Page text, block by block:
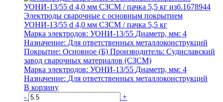
Электроды сварочные с основным покрытием
УОНИ-13/55 d 4,0 мм СЗСМ / пачка 5,5 кг
Марка электродов: УОНИ-13/55 Диаметр, мм: 4
Назначение: Для ответственных металлоконструкций
Покрытие: Основное (Б) Производитель: Судиславский
завод сварочных материалов (СЗСМ)
Марка электродов: УОНИ-13/55 Диаметр, мм: 4
Назначение: Для ответственных металлоконструкций
В корзину
-
+